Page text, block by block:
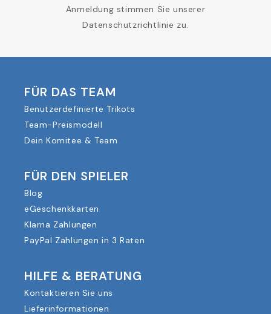
Anmeldung stimmen Sie unserer
Datenschutzrichtlinie zu.
FÜR DAS TEAM
Benutzerdefinierte Trikots
Team-Preismodell
Dein Komitee & Team
FÜR DEN SPIELER
Blog
eGeschenkkarten
Klarna Zahlungen
PayPal Zahlungen in 3 Raten
HILFE & BERATUNG
Kontaktieren Sie uns
Lieferinformationen